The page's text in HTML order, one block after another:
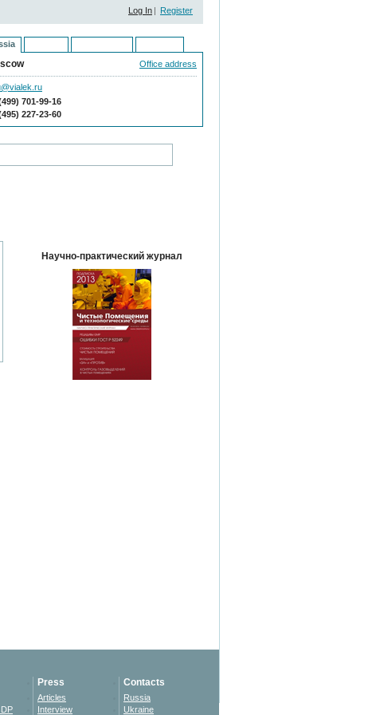
Log In | Register
Office address
701-99-16
227-23-60
Научно-практический журнал
Press
Articles
Interview
Contacts
Russia
Ukraine